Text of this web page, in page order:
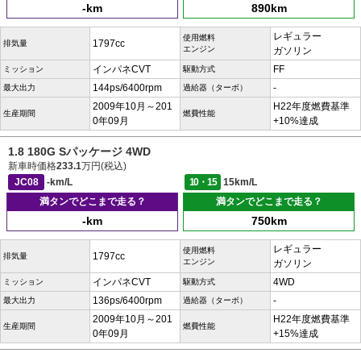
-km 890km
排気量 1797cc
使用燃料
エンジン
レギュラー
ガソリン
ミッション インパネCVT 駆動方式 FF
最大出力 144ps/6400rpm 過給器（ターボ） -
生産期間
2009年10月～201
0年09月
燃費性能
H22年度燃費基準
+10%達成
1.8 180G Sパッケージ 4WD
新車時価格233.1万円(税込)
JC08
-km/L 10・15
15km/L
満タンでどこまで走る？
-km
満タンでどこまで走る？
750km
排気量 1797cc
使用燃料
エンジン
レギュラー
ガソリン
ミッション インパネCVT 駆動方式 4WD
最大出力 136ps/6400rpm 過給器（ターボ） -
生産期間
2009年10月～201
0年09月
燃費性能
H22年度燃費基準
+15%達成